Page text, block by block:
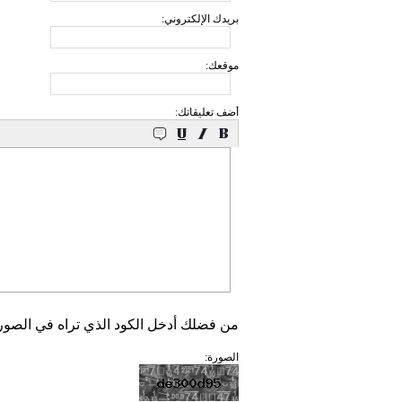
بريدك الإلكتروني:
موقعك:
أضف تعليقاتك:
من فضلك أدخل الكود الذي تراه في
الصورة: